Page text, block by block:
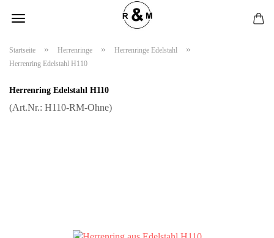
Startseite » Herrenringe » Herrenringe Edelstahl »
Herrenring Edelstahl H110
Herrenring Edelstahl H110
(Art.Nr.: H110-RM-Ohne)